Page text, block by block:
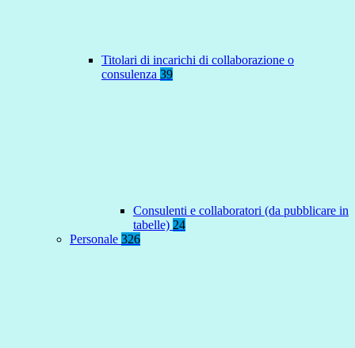
Titolari di incarichi di collaborazione o
consulenza 39
Consulenti e collaboratori (da pubblicare in
tabelle) 24
Personale 326